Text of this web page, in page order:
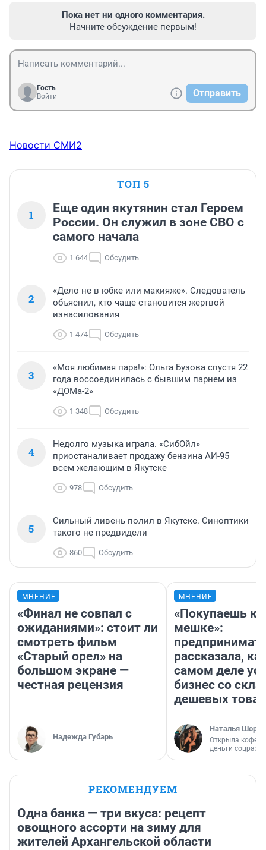
Пока нет ни одного комментария.
Начните обсуждение первым!
Гость
Войти
Отправить
Новости СМИ2
ТОП 5
1
Еще один якутянин стал Героем
России. Он служил в зоне СВО с
самого начала
1 644 Обсудить
2
«Дело не в юбке или макияже». Следователь
объяснил, кто чаще становится жертвой
изнасилования
1 474 Обсудить
3
«Моя любимая пара!»: Ольга Бузова спустя 22
года воссоединилась с бывшим парнем из
«ДОМа-2»
1 348 Обсудить
4
Недолго музыка играла. «СибОйл»
приостаналивает продажу бензина АИ-95
всем желающим в Якутске
978 Обсудить
5
Сильный ливень полил в Якутске. Синоптики
такого не предвидели
860 Обсудить
МНЕНИЕ
«Финал не совпал с
ожиданиями»: стоит ли
смотреть фильм
«Старый орел» на
большом экране —
честная рецензия
Надежда Губарь
МНЕНИЕ
«Покупаешь
мешке»:
рассказала,
самом деле
бизнес со
дешевых
Наталья
Открыла
деньги
РЕКОМЕНДУЕМ
Одна банка — три вкуса: рецепт
овощного ассорти на зиму для
жителей Архангельской области